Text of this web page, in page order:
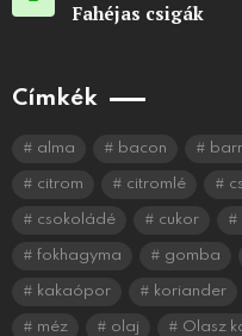
Fahéjas csigák
Címkék
alma bacon
citrom citromlé
csokoládé cukor
fokhagyma gomba
kakaópor koriander
méz olaj Olasz